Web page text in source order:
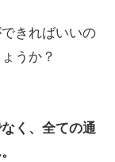
きればいいの
うか？
く、全ての通